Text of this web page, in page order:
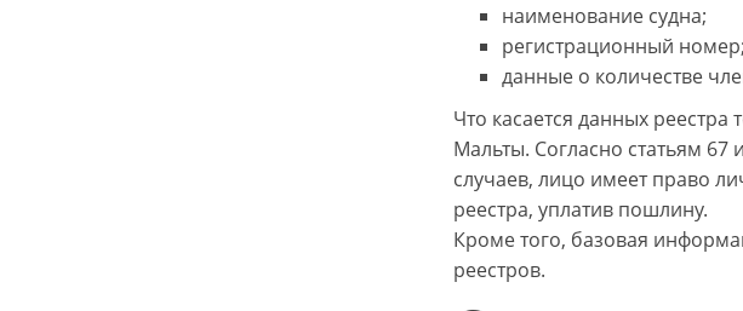
наименование судна;
регистрационный номер;
данные о количестве
Что касается данных реестра
Мальты. Согласно статьям
случаев, лицо имеет право
реестра, уплатив пошлину.
Кроме того, базовая
реестров.